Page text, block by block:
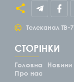
© Телеканал ТВ-7
СТОРІНКИ
Головна Новини
Про нас